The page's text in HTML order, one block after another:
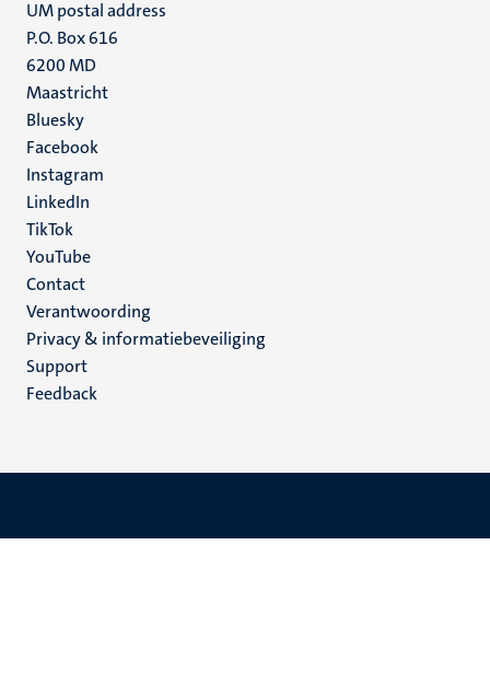
UM postal address
P.O. Box 616
6200 MD
Maastricht
Social
media
Bluesky
Facebook
Instagram
LinkedIn
TikTok
YouTube
Menu
footer
(NL)
Contact
Verantwoording
Privacy & informatiebeveiliging
Support
Feedback